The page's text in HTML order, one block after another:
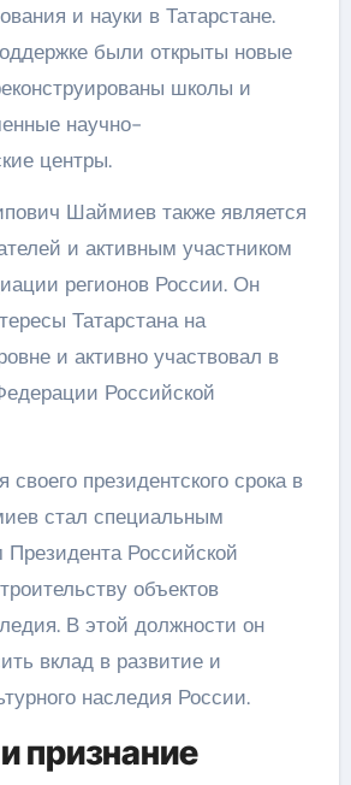
и науки в Татарстане.
были открыты новые
школы и
научно-
центры.
Шаймиев также является
и активным участником
регионов России. Он
Татарстана на
и активно участвовал в
Российской
своего президентского срока в
стал специальным
Президента Российской
объектов
В этой должности он
вклад в развитие и
наследия России.
признание